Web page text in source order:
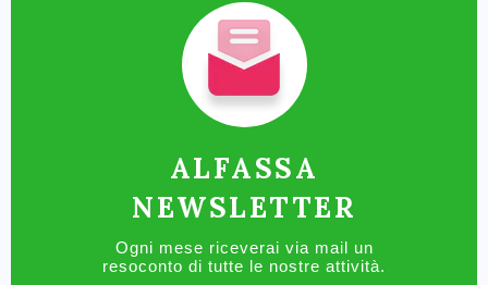
ALFASSA
NEWSLETTER
Ogni mese riceverai via mail un
resoconto di tutte le nostre attività.